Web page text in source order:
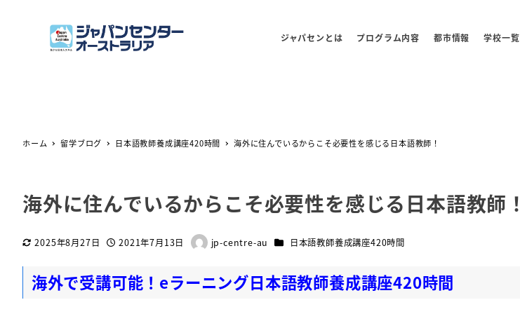
ジャパセンとは プログラム内容 都市情報 学校一覧
ホーム 留学ブログ 日本語教師養成講座420時間 海外に住んでいるからこそ必要性を感じる日本語教師！
海外に住んでいるからこそ必要性を感じる日本語教師！
更新日2025年8月27日 投稿日2021年7月13日
著
jp-centre-au カテゴリー
日本語教師養成講座420時間
海外で受講可能！eラーニング日本語教師養成講座420時間